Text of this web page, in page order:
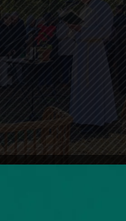
@ Cedides per Salvador Ferran